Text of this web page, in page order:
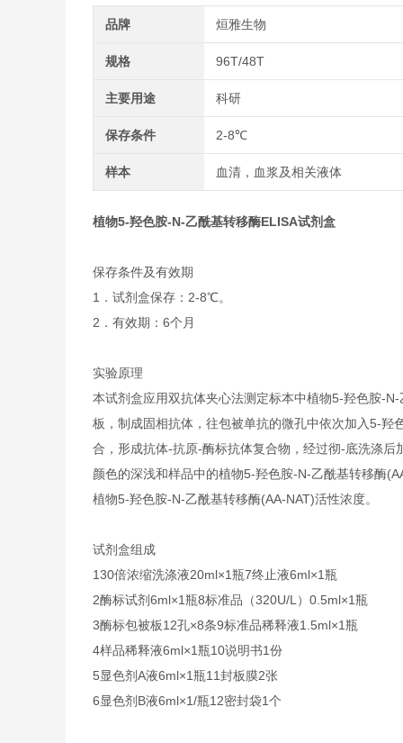
品牌 烜雅生物
规格 96T/48T
主要用途 科研
保存条件 2-8℃
样本 血清，血浆及相关液体
植物5-羟色胺-N-乙酰基转移酶ELISA试剂盒
保存条件及有效期
1．试剂盒保存：2-8℃。
2．有效期：6个月
实验原理
本试剂盒应用双抗体夹心法测定标本中植物5-羟色胺-
板，制成固相抗体，往包被单抗的微孔中依次加入5-羟
合，形成抗体-抗原-酶标抗体复合物，经过彻-底洗涤
颜色的深浅和样品中的植物5-羟色胺-N-乙酰基转移酶
植物5-羟色胺-N-乙酰基转移酶(AA-NAT)活性浓度。
试剂盒组成
130倍浓缩洗涤液20ml×1瓶7终止液6ml×1瓶
2酶标试剂6ml×1瓶8标准品（320U/L） 0.5ml×1瓶
3酶标包被板12孔×8条9标准品稀释液1.5ml×1瓶
4样品稀释液6ml×1瓶10说明书1份
5显色剂A液6ml×1瓶11封板膜2张
6显色剂B液6ml×1/瓶12密封袋1个